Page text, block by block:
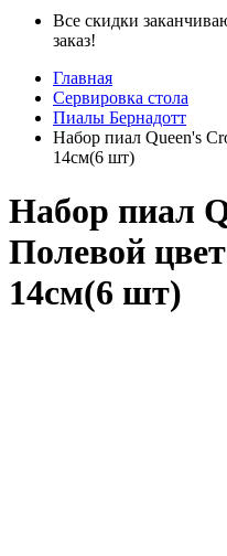
Все скидки
заказ!
Главная
Сервировка стола
Пиалы Бернадотт
Набор пиал Queen's
14см(6 шт)
Набор пиал
Полевой
14см(6 шт)